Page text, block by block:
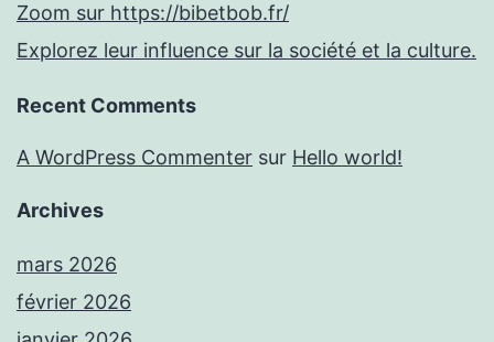
Zoom sur https://bibetbob.fr/
Explorez leur influence sur la société et la culture.
Recent Comments
A WordPress Commenter sur Hello world!
Archives
mars 2026
février 2026